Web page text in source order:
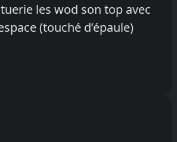
les wod son top avec
(touché d’épaule)